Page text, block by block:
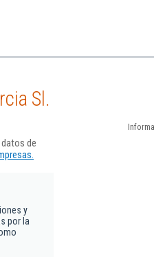
Sl.
de
y
por la